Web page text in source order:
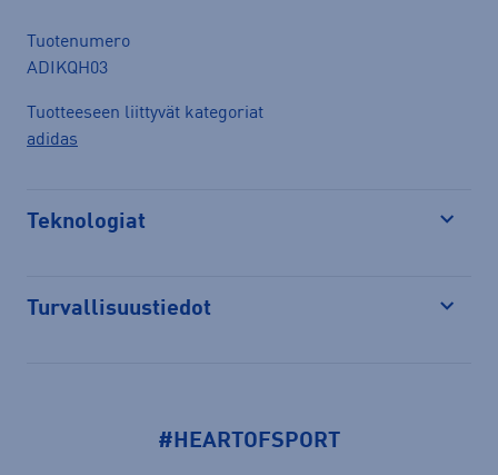
Tuotenumero
ADIKQH03
Tuotteeseen liittyvät kategoriat
adidas
Teknologiat
Turvallisuustiedot
#HEARTOFSPORT